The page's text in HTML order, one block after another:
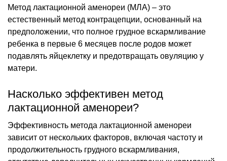
Метод лактационной аменореи (МЛА) – это
естественный метод контрацепции, основанный на
предположении, что полное грудное вскармливание
ребенка в первые 6 месяцев после родов может
подавлять яйцеклетку и предотвращать овуляцию у
матери.
Насколько эффективен метод
лактационной аменореи?
Эффективность метода лактационной аменореи
зависит от нескольких факторов, включая частоту и
продолжительность грудного вскармливания,